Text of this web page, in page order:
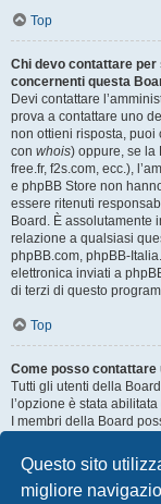
Questo sito
migliore
Top
Chi devo contattare per
concernenti questa
Devi contattare
prova a contattare uno
non ottieni risposta,
con whois) oppure, se la
free.fr, f2s.com, ecc.),
e phpBB Store non
essere ritenuti
Board. È assolutamente
relazione a qualsiasi
phpBB.com, phpBB-
elettronica inviati a
di terzi di questo
Top
Come posso
Tutti gli utenti della
l’opzione è stata
I membri della Board
Top